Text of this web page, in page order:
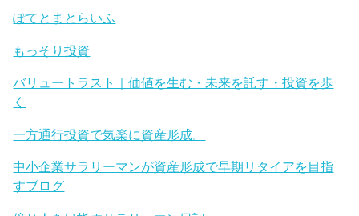
ぽてとまとらいふ
もっそり投資
バリュートラスト｜価値を生む・未来を託す・投資を歩
く
一方通行投資で気楽に資産形成。
中小企業サラリーマンが資産形成で早期リタイアを目指
すブログ